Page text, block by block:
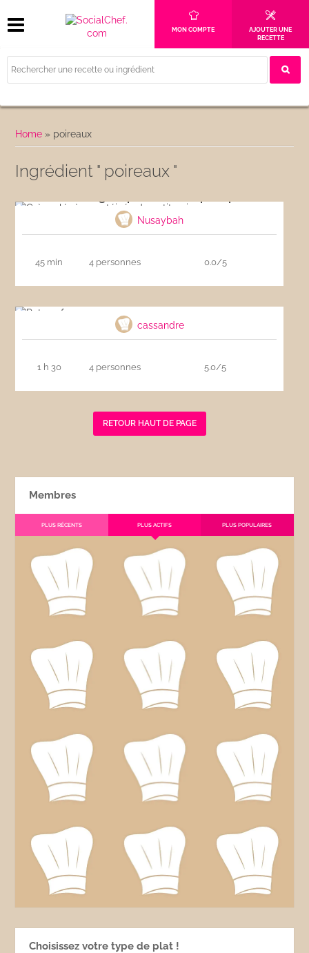
MON COMPTE
AJOUTER UNE
RECETTE
Home » poireaux
Ingrédient " poireaux "
Nusaybah
45 min 4 personnes 0.0/5
cassandre
1 h 30 4 personnes 5.0/5
RETOUR HAUT DE PAGE
Membres
PLUS RÉCENTS PLUS ACTIFS PLUS POPULAIRES
Choisissez votre type de plat !